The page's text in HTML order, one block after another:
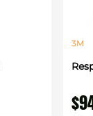
3M
$